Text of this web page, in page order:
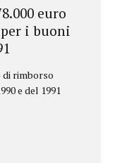
euro
i buoni
di rimborso
e del 1991